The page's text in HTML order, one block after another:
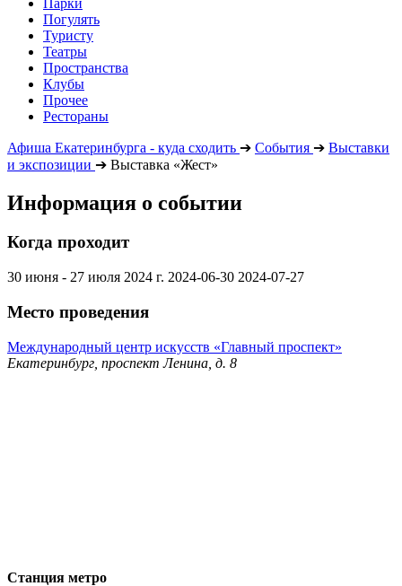
Погулять
Туристу
Театры
Пространства
Клубы
Прочее
Рестораны
Афиша Екатеринбурга - куда сходить ➔ События ➔ Выставки
и экспозиции ➔ Выставка «Жест»
Информация о событии
Когда проходит
30 июня - 27 июля 2024 г. 2024-06-30 2024-07-27
Место проведения
Международный центр искусств «Главный проспект»
Екатеринбург, проспект Ленина, д. 8
Станция метро